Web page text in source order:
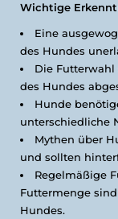
Wichtige
Eine
des Hundes
Die
des Hundes
Hunde
unterschiedliche
Mythen über
und sollten
Regelmäßige
Futtermenge
Hundes.